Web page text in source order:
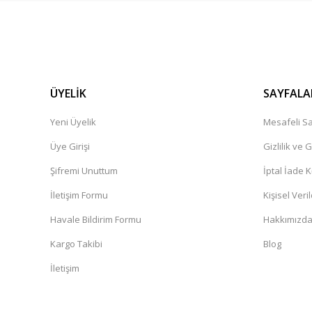
ÜYELİK
Yeni Üyelik
Üye Girişi
Şifremi Unuttum
İletişim Formu
Havale Bildirim Formu
Kargo Takibi
İletişim
Mesafeli
Gizlilik ve
İptal İade
Kişisel
Hakkımızda
Blog